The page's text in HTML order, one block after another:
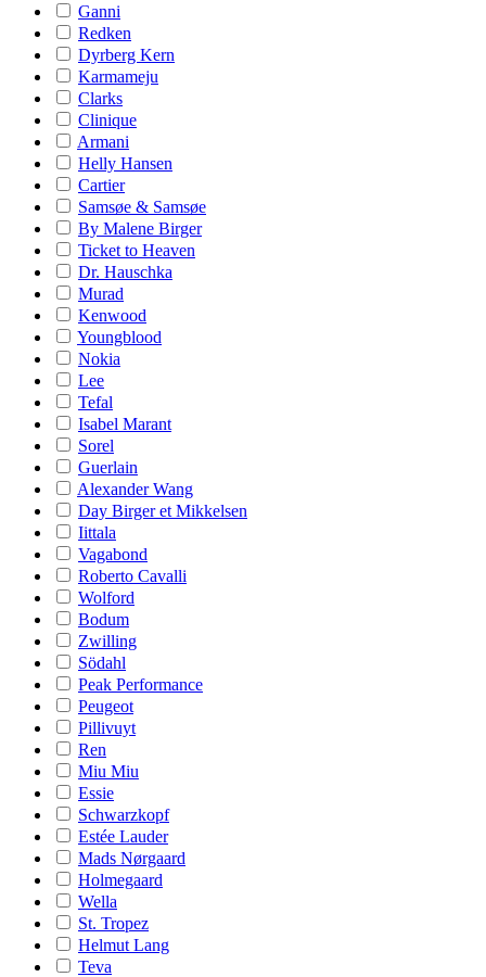
Ganni
Redken
Dyrberg Kern
Karmameju
Clarks
Clinique
Armani
Helly Hansen
Cartier
Samsøe & Samsøe
By Malene Birger
Ticket to Heaven
Dr. Hauschka
Murad
Kenwood
Youngblood
Nokia
Lee
Tefal
Isabel Marant
Sorel
Guerlain
Alexander Wang
Day Birger et Mikkelsen
Iittala
Vagabond
Roberto Cavalli
Wolford
Bodum
Zwilling
Södahl
Peak Performance
Peugeot
Pillivuyt
Ren
Miu Miu
Essie
Schwarzkopf
Estée Lauder
Mads Nørgaard
Holmegaard
Wella
St. Tropez
Helmut Lang
Teva